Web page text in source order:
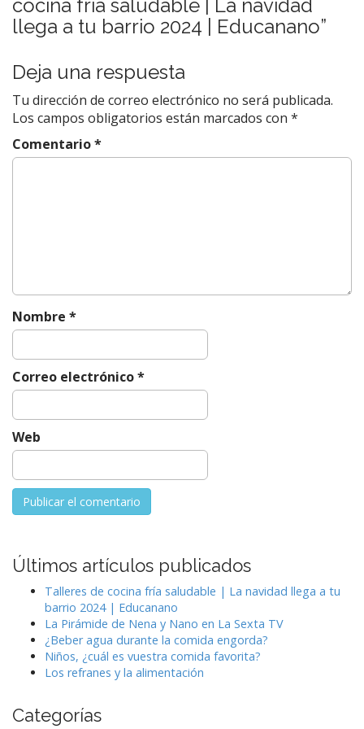
a
i
n
e
a
s
cocina fría saludable | La navidad
llega a tu barrio 2024 | Educanano”
Deja una respuesta
Tu dirección de correo electrónico no será publicada.
Los campos obligatorios están marcados con *
Comentario*
Nombre *
Correo electrónico*
Web
Últimos artículos publicados
Talleres de cocina fría saludable | La navidad llega a tu
barrio 2024 | Educanano
La Pirámide de Nena y Nano en La Sexta TV
¿Beber agua durante la comida engorda?
Niños, ¿cuál es vuestra comida favorita?
Los refranes y la alimentación
Categorías